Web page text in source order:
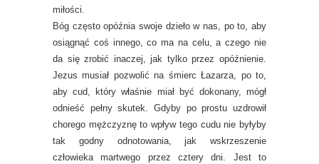
miłości.
Bóg często opóźnia swoje dzieło w nas, po to, aby
osiągnąć coś innego, co ma na celu, a czego nie
da się zrobić inaczej, jak tylko przez opóźnienie.
Jezus musiał pozwolić na śmierc Łazarza, po to,
aby cud, który właśnie miał być dokonany, mógł
odnieść pełny skutek. Gdyby po prostu uzdrowił
chorego mężczyznę to wpływ tego cudu nie byłyby
tak godny odnotowania, jak wskrzeszenie
człowieka martwego przez cztery dni. Jest to